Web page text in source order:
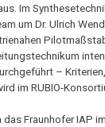
Im
um Dr. Ulrich
–
im RUBIO-
Fraunhofer IAP